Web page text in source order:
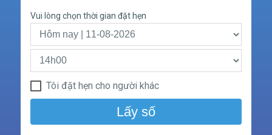
Vui lòng chọn thời gian đặt hẹn
Tôi đặt hẹn cho người khác
Lấy số